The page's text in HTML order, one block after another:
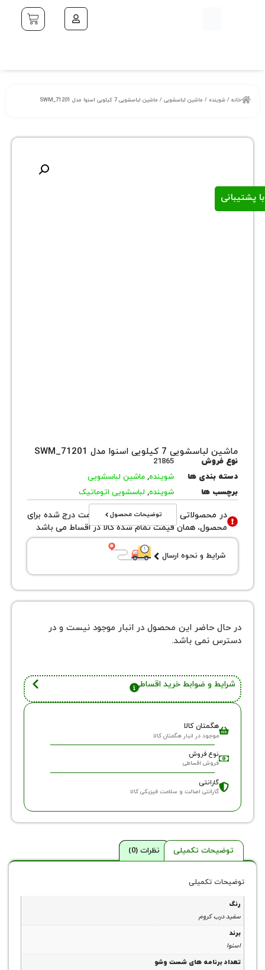
خانه / شوینده / ماشین لباسشویی / ماشین لباسشویی 7 کیلویی اسنوا مدل SWM_71201
پشتیبانی
ماشین لباسشویی 7 کیلویی اسنوا مدل SWM_71201
نوع فروش
21865
دسته بندی ها
شوینده, ماشین لباسشویی
برچسب ها
شوینده, لباسشویی اتوماتیک
توضیحات محصول
در محصولاتی با نوع فروش اقساطی قیمت درج شده برای
محصول، همان قیمت تمام شده کالا در اقساط می باشد
شرایط و نحوه ارسال
در حال حاضر این محصول در انبار موجود نیست و در
دسترس نمی باشد.
شرایط و ضوابط خرید اقساطی
هگمتان کالا
موجود در انبار هگمتان کالا
نوع فروش
فروش اقساطی
گارانتی
گارانتی اصالت و سلامت فیزیکی کالا
توضیحات تکمیلی نظرات (0)
توضیحات تکمیلی
رنگ
سفید درب کروم
برند
اسنوا
تعداد برنامه های شست وشو